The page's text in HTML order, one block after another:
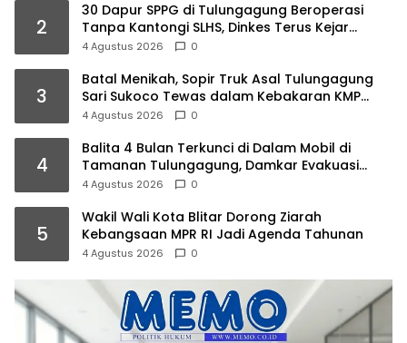
2
30 Dapur SPPG di Tulungagung Beroperasi
Tanpa Kantongi SLHS, Dinkes Terus Kejar
Percepatan Izin
4 Agustus 2026 0
3
Batal Menikah, Sopir Truk Asal Tulungagung
Sari Sukoco Tewas dalam Kebakaran KMP
Mutiara 2
4 Agustus 2026 0
4
Balita 4 Bulan Terkunci di Dalam Mobil di
Tamanan Tulungagung, Damkar Evakuasi
dalam 10 Menit
4 Agustus 2026 0
5
Wakil Wali Kota Blitar Dorong Ziarah
Kebangsaan MPR RI Jadi Agenda Tahunan
4 Agustus 2026 0